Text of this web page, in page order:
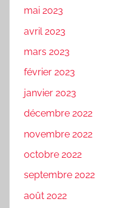
mai 2023
avril 2023
mars 2023
février 2023
janvier 2023
décembre 2022
novembre 2022
octobre 2022
septembre 2022
août 2022